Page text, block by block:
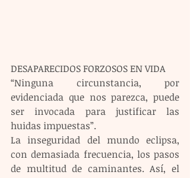
DESAPARECIDOS FORZOSOS EN VIDA
“Ninguna circunstancia, por
evidenciada que nos parezca, puede
ser invocada para justificar las
huidas impuestas”.
La inseguridad del mundo eclipsa,
con demasiada frecuencia, los pasos
de multitud de caminantes. Así, el